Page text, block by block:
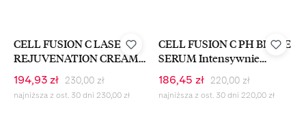
CELL FUSION C LASER
REJUVENATION CREAM
Skóry Dojrzałej 50 ml
Cena sprzedaży:
194,93 zł Cena regularna:
230,00 zł
najniższa z ost. 30 dni 230,00 zł
CELL FUSION C PH BIOME
SERUM Intensywnie
Serum Do Skóry Wrażliwej
50 ml
Cena sprzedaży:
186,45 zł Cena regularna:
220,00 zł
najniższa z ost. 30 dni 220,00 zł